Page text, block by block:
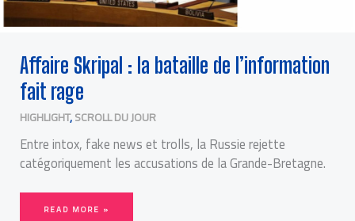
Affaire Skripal : la bataille de l’information
fait rage
HIGHLIGHT,SCROLL DU JOUR
Entre intox, fake news et trolls, la Russie rejette
catégoriquement les accusations de la Grande-Bretagne.
READ MORE »